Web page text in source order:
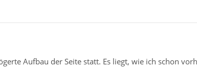
Aufbau der Seite statt. Es liegt, wie ich schon